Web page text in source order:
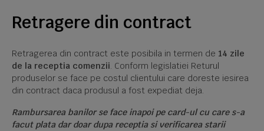
Retragere din contract
Retragerea din contract este posibila in termen de 14 zile
de la receptia comenzii. Conform legislatiei Returul
produselor se face pe costul clientului care doreste iesirea
din contract daca produsul a fost expediat deja.
Rambursarea banilor se face inapoi pe card-ul cu care s-a
facut plata dar doar dupa receptia si verificarea starii